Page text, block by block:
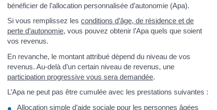
bénéficier de l’allocation personnalisée d’autonomie (Apa).
Si vous remplissez les conditions d’âge, de résidence et de
perte d’autonomie, vous pouvez obtenir l’Apa quels que soient
vos revenus.
En revanche, le montant attribué dépend du niveau de vos
revenus. Au-delà d’un certain niveau de revenus, une
participation progressive vous sera demandée.
L’Apa ne peut pas être cumulée avec les prestations suivantes :
Allocation simple d’aide sociale pour les personnes âgées